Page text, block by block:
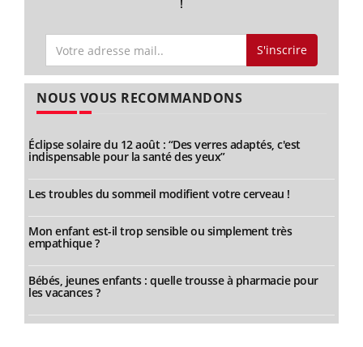
!
S'inscrire
NOUS VOUS RECOMMANDONS
Éclipse solaire du 12 août : “Des verres adaptés, c'est
indispensable pour la santé des yeux”
Les troubles du sommeil modifient votre cerveau !
Mon enfant est-il trop sensible ou simplement très
empathique ?
Bébés, jeunes enfants : quelle trousse à pharmacie pour
les vacances ?